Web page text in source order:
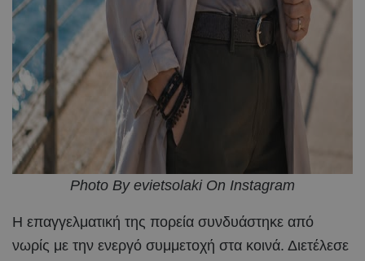
Photo By evietsolaki On Instagram
Η επαγγελματική της πορεία συνδυάστηκε από
νωρίς με την ενεργό συμμετοχή στα κοινά. Διετέλεσε